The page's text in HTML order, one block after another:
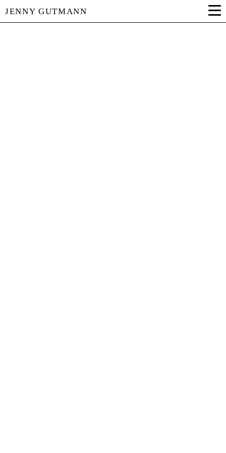
JENNY GUTMANN